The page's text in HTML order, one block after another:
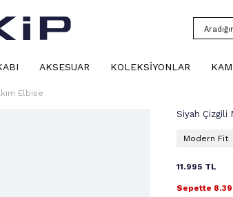
AKSESUAR KOLEKSIYONLAR
Elbise
Siyah Çizgili
Modern Fit
11.995 TL
Sepette